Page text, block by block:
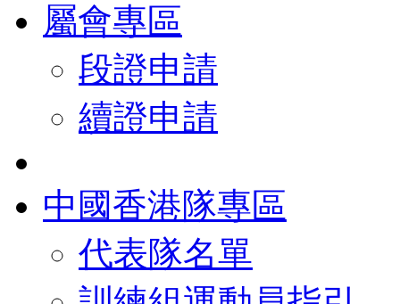
屬會專區
段證申請
續證申請
中國香港隊專區
代表隊名單